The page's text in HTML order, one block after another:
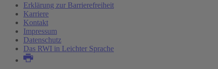
Erklärung zur Barrierefreiheit
Karriere
Kontakt
Impressum
Datenschutz
Das RWI in Leichter Sprache